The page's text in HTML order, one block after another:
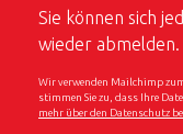
Sie können sich
wieder abmelden.
Wir verwenden Mailchimp
stimmen Sie zu, dass Ihre
mehr über den Datenschutz